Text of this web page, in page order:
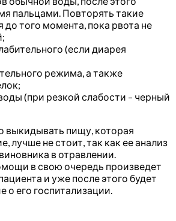
пальцами. Повторять такие
до того момента, пока рвота не
(если диарея
режима, а также
(при резкой слабости – черный
выкидывать пищу, которая
лучше не стоит, так как ее анализ
в отравлении.
в свою очередь произведет
и уже после этого будет
о его госпитализации.